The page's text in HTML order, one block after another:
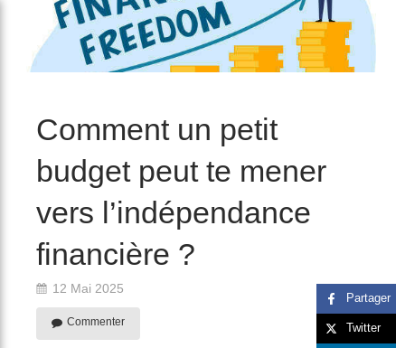
Comment un petit
budget peut te mener
vers l’indépendance
financière ?
12 Mai 2025
Commenter
Partager
Twitter